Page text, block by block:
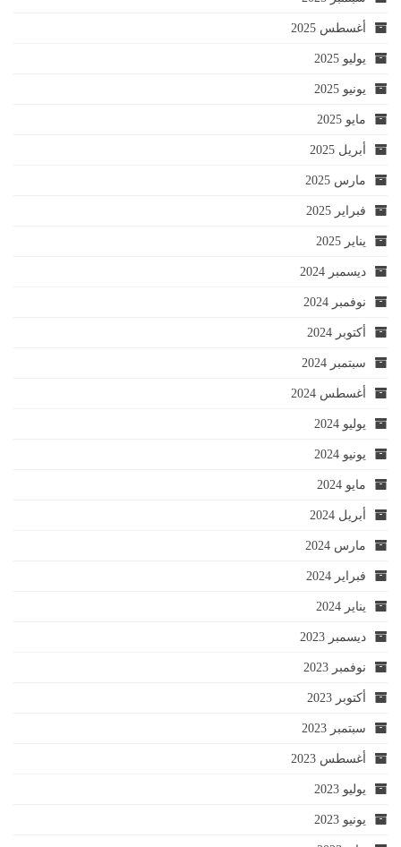
أغسطس 2025
يوليو 2025
يونيو 2025
مايو 2025
أبريل 2025
مارس 2025
فبراير 2025
يناير 2025
ديسمبر 2024
نوفمبر 2024
أكتوبر 2024
سبتمبر 2024
أغسطس 2024
يوليو 2024
يونيو 2024
مايو 2024
أبريل 2024
مارس 2024
فبراير 2024
يناير 2024
ديسمبر 2023
نوفمبر 2023
أكتوبر 2023
سبتمبر 2023
أغسطس 2023
يوليو 2023
يونيو 2023